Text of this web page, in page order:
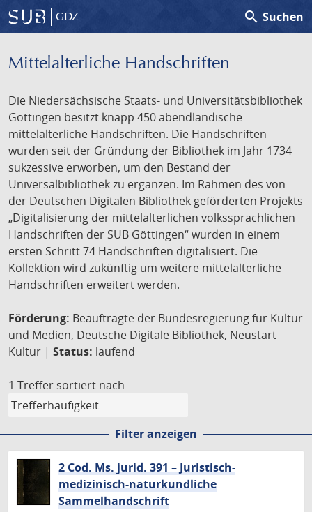
GDZ search Suchen
Mittelalterliche Handschriften
Die Niedersächsische Staats- und Universitätsbibliothek
Göttingen besitzt knapp 450 abendländische
mittelalterliche Handschriften. Die Handschriften
wurden seit der Gründung der Bibliothek im Jahr 1734
sukzessive erworben, um den Bestand der
Universalbibliothek zu ergänzen. Im Rahmen des von
der Deutschen Digitalen Bibliothek geförderten Projekts
„Digitalisierung der mittelalterlichen volkssprachlichen
Handschriften der SUB Göttingen“ wurden in einem
ersten Schritt 74 Handschriften digitalisiert. Die
Kollektion wird zukünftig um weitere mittelalterliche
Handschriften erweitert werden.
Förderung: Beauftragte der Bundesregierung für Kultur
und Medien, Deutsche Digitale Bibliothek, Neustart
Kultur | Status: laufend
1 Treffer sortiert nach
Filter anzeigen
2 Cod. Ms. jurid. 391 – Juristisch-
medizinisch-naturkundliche
Sammelhandschrift